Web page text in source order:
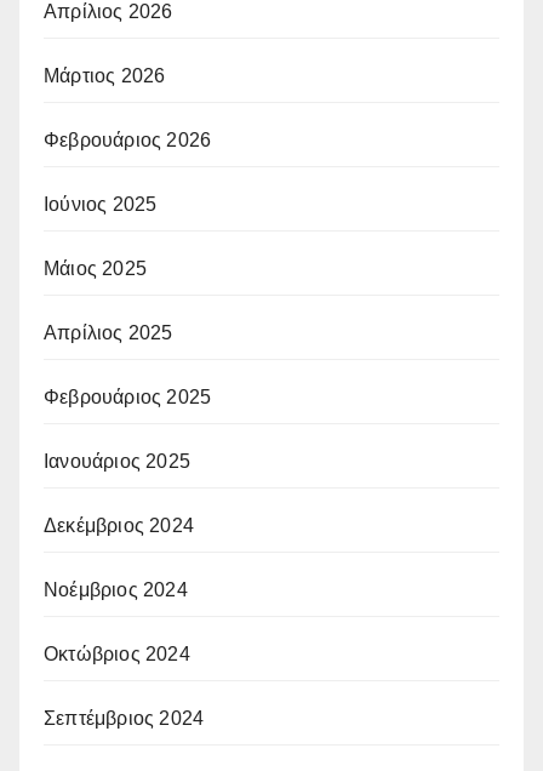
Απρίλιος 2026
Μάρτιος 2026
Φεβρουάριος 2026
Ιούνιος 2025
Μάιος 2025
Απρίλιος 2025
Φεβρουάριος 2025
Ιανουάριος 2025
Δεκέμβριος 2024
Νοέμβριος 2024
Οκτώβριος 2024
Σεπτέμβριος 2024